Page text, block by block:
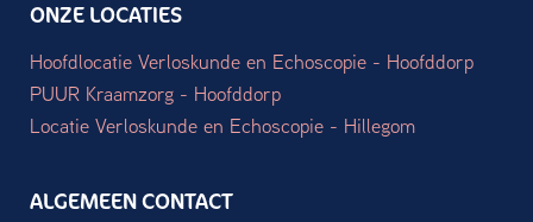
ONZE LOCATIES
Hoofdlocatie Verloskunde en Echoscopie - Hoofddorp
PUUR Kraamzorg - Hoofddorp
Locatie Verloskunde en Echoscopie - Hillegom
ALGEMEEN CONTACT